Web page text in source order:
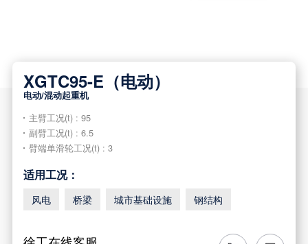
XGTC95-E（电动）
电动/混动起重机
主臂工况(t) : 95
副臂工况(t) : 6.5
臂端单滑轮工况(t) : 3
适用工况：
风电 桥梁 城市基础设施 钢结构